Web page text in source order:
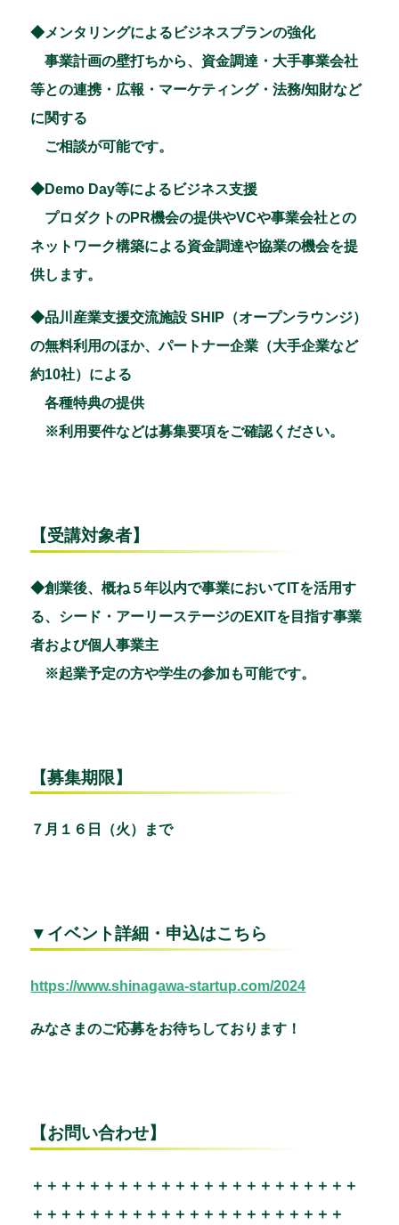
◆メンタリングによるビジネスプランの強化
事業計画の壁打ちから、資金調達・大手事業会社
等との連携・広報・マーケティング・法務/知財など
に関する
ご相談が可能です。
◆Demo Day等によるビジネス支援
プロダクトのPR機会の提供やVCや事業会社との
ネットワーク構築による資金調達や協業の機会を提
供します。
◆品川産業支援交流施設 SHIP（オープンラウンジ）
の無料利用のほか、パートナー企業（大手企業など
約10社）による
各種特典の提供
※利用要件などは募集要項をご確認ください。
【受講対象者】
◆創業後、概ね５年以内で事業においてITを活用す
る、シード・アーリーステージのEXITを目指す事業
者および個人事業主
※起業予定の方や学生の参加も可能です。
【募集期限】
７月１６日（火）まで
▼イベント詳細・申込はこちら
https://www.shinagawa-startup.com/2024
みなさまのご応募をお待ちしております！
【お問い合わせ】
＋＋＋＋＋＋＋＋＋＋＋＋＋＋＋＋＋＋＋＋＋＋＋
＋＋＋＋＋＋＋＋＋＋＋＋＋＋＋＋＋＋＋＋＋＋